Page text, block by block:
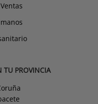
TU PROVINCIA